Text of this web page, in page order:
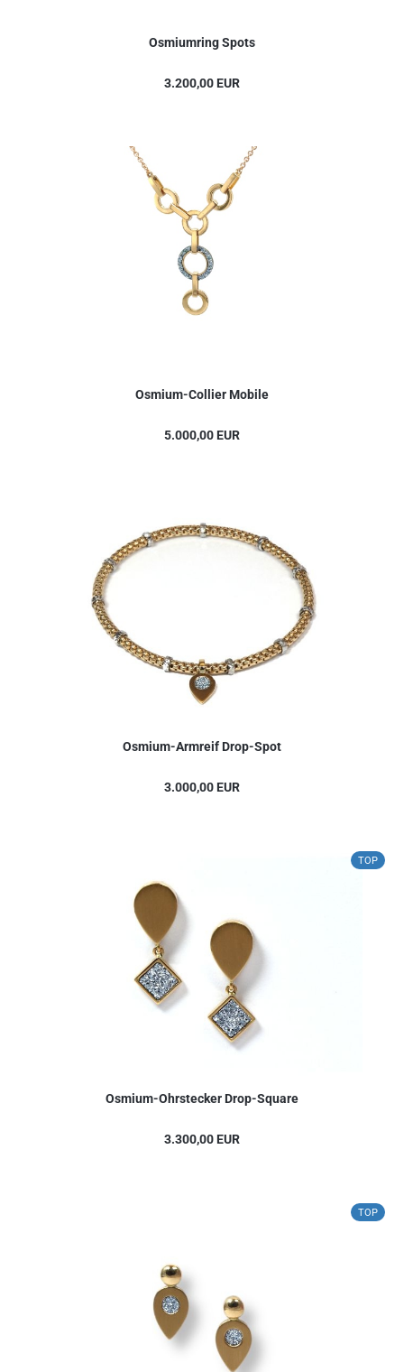
Osmiumring Spots
3.200,00 EUR
Osmium-Collier Mobile
5.000,00 EUR
Osmium-Armreif Drop-Spot
3.000,00 EUR
TOP
Osmium-Ohrstecker Drop-Square
3.300,00 EUR
TOP